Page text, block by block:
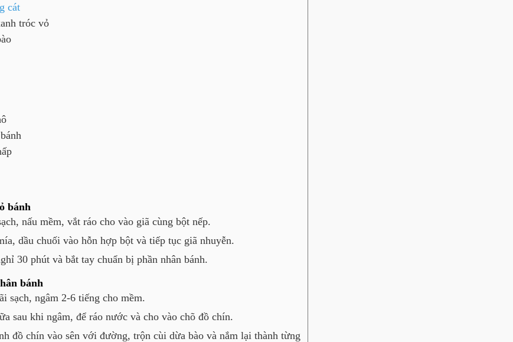
cát
tróc vỏ
bánh
nấu mềm, vắt ráo cho vào giã cùng bột nếp.
dầu chuối vào hỗn hợp bột và tiếp tục giã nhuyễn.
30 phút và bắt tay chuẩn bị phần nhân bánh.
bánh
sạch, ngâm 2-6 tiếng cho mềm.
sau khi ngâm, để ráo nước và cho vào chõ đồ chín.
đồ chín vào sên với đường, trộn cùi dừa bào và nắm lại thành từng